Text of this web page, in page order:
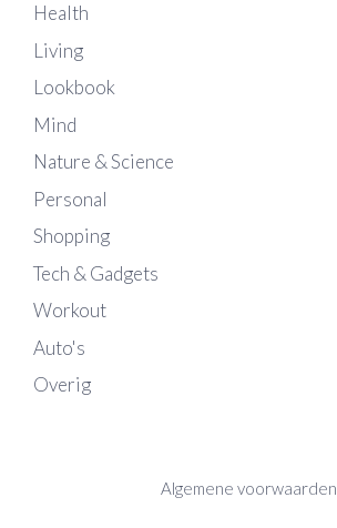
Health
Living
Lookbook
Mind
Nature & Science
Personal
Shopping
Tech & Gadgets
Workout
Auto's
Overig
Algemene voorwaarden